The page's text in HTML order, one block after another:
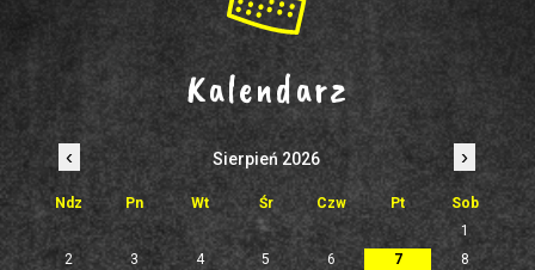
Kalendarz
‹ Sierpień 2026 ›
Ndz Pn Wt Śr Czw Pt
Sob
1
2
3 4 5 6 7
8